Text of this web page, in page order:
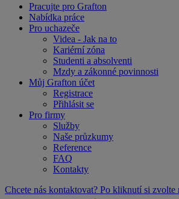
Pracujte pro Grafton
Nabídka práce
Pro uchazeče
Videa - Jak na to
Kariérní zóna
Studenti a absolventi
Mzdy a zákonné povinnosti
Můj Grafton účet
Registrace
Přihlásit se
Pro firmy
Služby
Naše průzkumy
Reference
FAQ
Kontakty
Chcete nás kontaktovat? Po kliknutí si zvolte